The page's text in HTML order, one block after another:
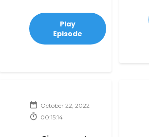
Play
Episode
October 22, 2022
00:15:14